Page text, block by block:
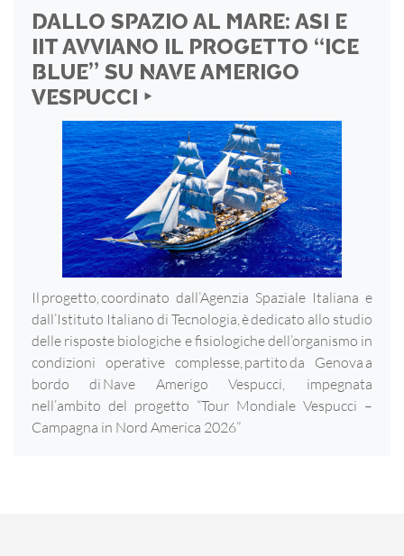
DALLO SPAZIO AL MARE: ASI E
IIT AVVIANO IL PROGETTO “ICE
BLUE” SU NAVE AMERIGO
VESPUCCI ‣
Il progetto, coordinato dall’Agenzia Spaziale Italiana e
dall’Istituto Italiano di Tecnologia, è dedicato allo studio
delle risposte biologiche e fisiologiche dell’organismo in
condizioni operative complesse, partito da Genova a
bordo di Nave Amerigo Vespucci, impegnata
nell’ambito del progetto “Tour Mondiale Vespucci –
Campagna in Nord America 2026”